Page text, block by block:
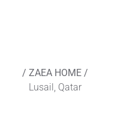
/ ZAEA HOME /
Lusail, Qatar